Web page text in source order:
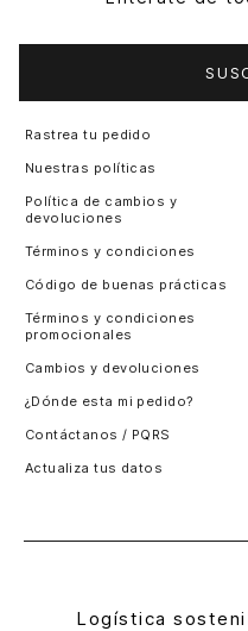
Rastrea tu pedido
Nuestras políticas
Política de cambios y
devoluciones
Términos y condiciones
Código de buenas prácticas
Términos y condiciones
promocionales
Cambios y devoluciones
¿Dónde esta mi pedido?
Contáctanos / PQRS
Actualiza tus datos
Logística